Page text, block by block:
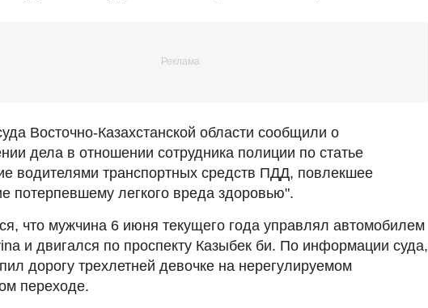
Восточно-Казахстанской области сообщили о
дела в отношении сотрудника полиции по статье
водителями транспортных средств ПДД, повлекшее
потерпевшему легкого вреда здоровью".
что мужчина 6 июня текущего года управлял автомобилем
и двигался по проспекту Казыбек би. По информации суда,
дорогу трехлетней девочке на нерегулируемом
переходе.